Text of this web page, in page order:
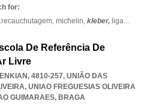
for:
recauchutagem, michelin, kleber, liga...
De Referência De
Livre
4810-257, UNIÃO DAS
, UNIAO FREGUESIAS OLIVEIRA
GUIMARAES, BRAGA